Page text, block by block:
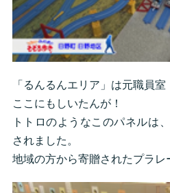
「るんるんエリア」は元職員室
ここにもしいたんが！
トトロのようなこのパネルは
されました。
地域の方から寄贈されたプラレ